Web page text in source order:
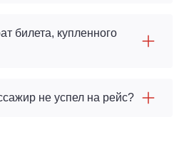
билета, купленного
не успел на рейс?